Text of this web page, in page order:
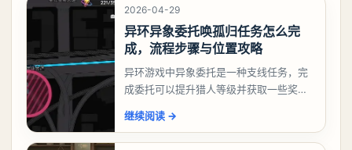
2026-04-29
异环异象委托唤孤归任务怎么完
成，流程步骤与位置攻略
异环游戏中异象委托是一种支线任务，完
成委托可以提升猎人等级并获取一些奖
么做，今天游戏熊就来告诉大家。异环异
象委托唤孤归任务攻
继续阅读 →